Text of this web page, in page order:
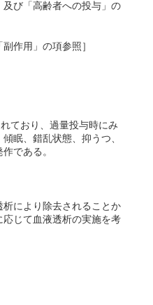
び「高齢者への投与」の
作用」の項参照］
ており、過量投与時にみ
眠、錯乱状態、抑うつ、
である。
により除去されることか
じて血液透析の実施を考